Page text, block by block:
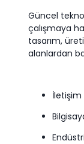
Güncel
çalışmaya
tasarım,
alanlardan
İletişim